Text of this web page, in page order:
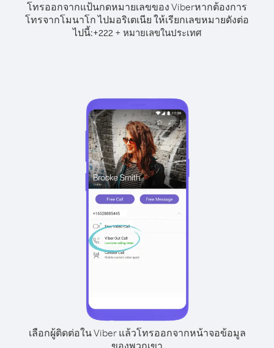
โทรออกจากแป้นกดหมายเลขของ Viberหากต้องการ
โทรจากโมนาโก ไปมอริเตเนีย ให้เรียกเลขหมายดังต่อ
ไปนี้:+222+ หมายเลขในประเทศ
เลือกผู้ติดต่อใน Viber แล้วโทรออกจากหน้าจอข้อมูล
ของพวกเขา